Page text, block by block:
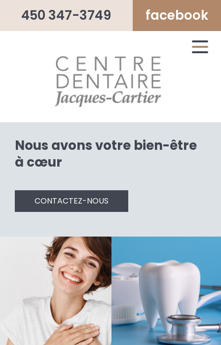
450 347-3749 facebook
Nous avons votre bien-être
à cœur
CONTACTEZ-NOUS